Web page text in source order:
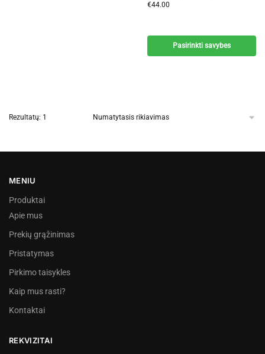
€44.00
Pasirinkti savybes
Rezultatų: 1
MENIU
Produktai
Apie mus
Prekių grąžinimas
Pristatymas
Pirkimo taisykles
Kaip mus rasti?
Kontaktai
REKVIZITAI